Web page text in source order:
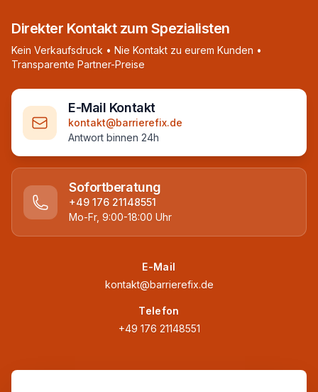
Direkter Kontakt zum Spezialisten
Kein Verkaufsdruck • Nie Kontakt zu eurem Kunden •
Transparente Partner-Preise
E-Mail Kontakt
kontakt@barrierefix.de
Antwort binnen 24h
Sofortberatung
+49 176 21148551
Mo-Fr, 9:00-18:00 Uhr
E-Mail
kontakt@barrierefix.de
Telefon
+49 176 21148551